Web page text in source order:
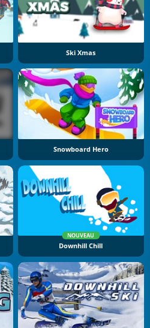
Ski Xmas
Snowboard Hero
NOUVEAU
Downhill Chill